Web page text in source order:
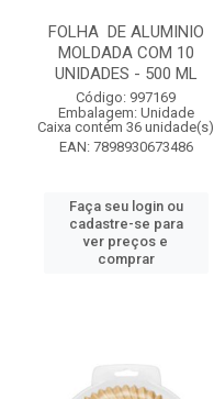
FOLHA DE ALUMINIO
MOLDADA COM 10
UNIDADES - 500 ML
Código: 997169
Embalagem: Unidade
Caixa contém 36 unidade(s)
EAN: 7898930673486
Faça seu login ou
cadastre-se para
ver preços e
comprar